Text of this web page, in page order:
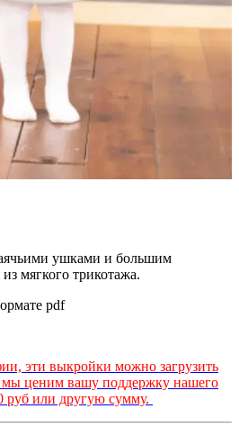
ушками и большим
мягкого трикотажа.
pdf
эти выкройки можно загрузить
мы ценим вашу поддержку нашего
руб или другую сумму.